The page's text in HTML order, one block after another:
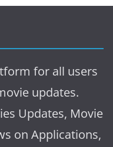
for all users
updates.
Updates, Movie
on Applications,